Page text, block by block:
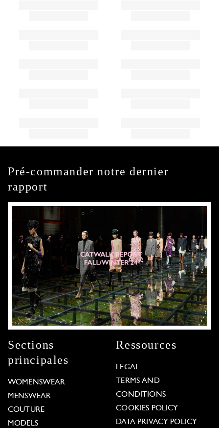
Pré-commander notre dernier
rapport
Sections
principales
WOMENSWEAR
MENSWEAR
COUTURE
MODELS
Ressources
LEGAL
TERMS AND
CONDITIONS
COOKIES POLICY
DATA PRIVACY POLICY